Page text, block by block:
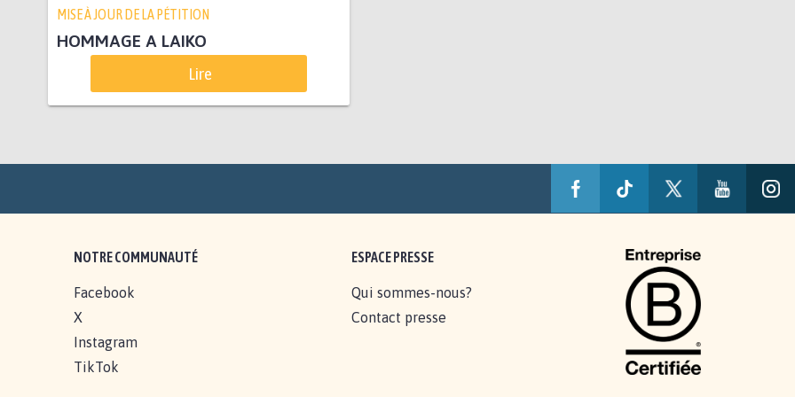
MISE À JOUR DE LA PÉTITION
HOMMAGE A LAIKO
Lire
NOTRE COMMUNAUTÉ
Facebook
X
Instagram
TikTok
ESPACE PRESSE
Qui sommes-nous?
Contact presse